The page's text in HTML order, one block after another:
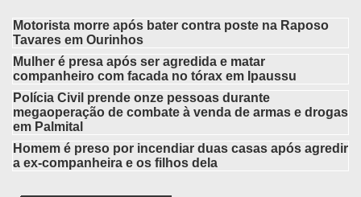
Motorista morre após bater contra poste na Raposo
Tavares em Ourinhos
Mulher é presa após ser agredida e matar
companheiro com facada no tórax em Ipaussu
Polícia Civil prende onze pessoas durante
megaoperação de combate à venda de armas e drogas
em Palmital
Homem é preso por incendiar duas casas após agredir
a ex-companheira e os filhos dela